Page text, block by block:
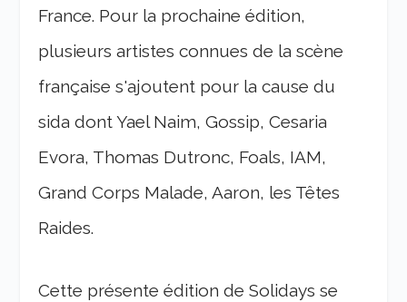
France. Pour la prochaine édition,
plusieurs artistes connues de la scène
française s'ajoutent pour la cause du
sida dont Yael Naim, Gossip, Cesaria
Evora, Thomas Dutronc, Foals, IAM,
Grand Corps Malade, Aaron, les Têtes
Raides.
Cette présente édition de Solidays se